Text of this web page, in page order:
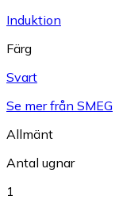
Induktion
Färg
Svart
Se mer från SMEG
Allmänt
Antal ugnar
1